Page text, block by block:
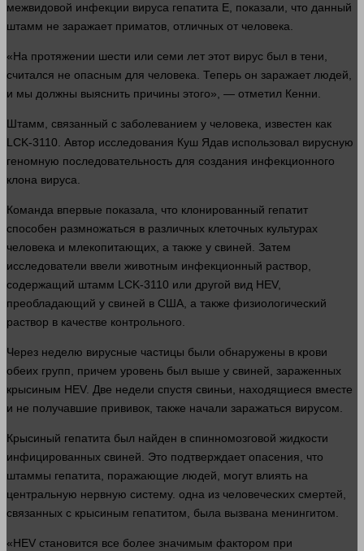
межвидовой инфекции вируса гепатита Е, показали, что данный
штамм не заражает приматов, отличных от человека
«На протяжении шести или семи лет этот вирус был в тени,
считался не опасным для человека . Теперь он заражает людей
и мы должны выяснить причины этого», — отметил Кенни.
Штамм, связанный с заболеванием у человека , известен как
LCK-3110. Автор исследования Куш Ядав использовал вирусную
геномную последовательность для создания инфекционного
клона вируса.
Команда впервые показала, что клонированный гепатит
способен размножаться в различных клеточных культурах
человека и млекопитающих, а также у свиней. Затем
исследователи ввели животным инфекционный раствор,
содержащий штамм LCK-3110 или другой вид HEV,
преобладающий у свиней в США, а также физиологический
раствор в качестве контрольного.
Через неделю вирусные частицы были обнаружены в крови
обеих групп, причем уровень был выше у свиней, зараженных
крысиным HEV. Две недели спустя свиньи, находящиеся вместе
и не получавшие прививок, также начали заражаться вирусом.
Крысиный гепатита был найден в спинномозговой жидкости
инфицированных свиней. Это подтверждает опасения, что
штаммы гепатита, поражающие людей , могут влиять на
центральную нервную систему. одна из человеческих смертей
связанных с крысиным гепатитом, была вызвана менингитом.
«HEV становится все более значимым фактором при